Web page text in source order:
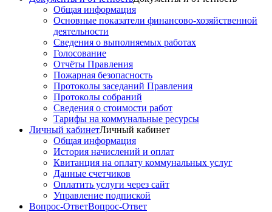
Общая информация
Основные показатели финансово-хозяйственной
деятельности
Сведения о выполняемых работах
Голосование
Отчёты Правления
Пожарная безопасность
Протоколы заседаний Правления
Протоколы собраний
Сведения о стоимости работ
Тарифы на коммунальные ресурсы
Личный кабинетЛичный кабинет
Общая информация
История начислений и оплат
Квитанция на оплату коммунальных услуг
Данные счетчиков
Оплатить услуги через сайт
Управление подпиской
Вопрос-ОтветВопрос-Ответ